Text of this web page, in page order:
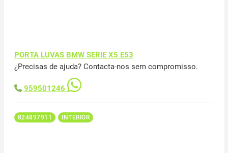
PORTA LUVAS BMW SERIE X5 E53
¿Precisas de ajuda? Contacta-nos sem compromisso.
959501246
824897911 INTERIOR